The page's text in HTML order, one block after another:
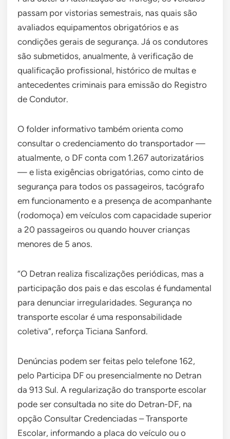
passam por vistorias semestrais, nas quais são
avaliados equipamentos obrigatórios e as
condições gerais de segurança. Já os condutores
são submetidos, anualmente, à verificação de
qualificação profissional, histórico de multas e
antecedentes criminais para emissão do Registro
de Condutor.
O folder informativo também orienta como
consultar o credenciamento do transportador —
atualmente, o DF conta com 1.267 autorizatários
— e lista exigências obrigatórias, como cinto de
segurança para todos os passageiros, tacógrafo
em funcionamento e a presença de acompanhante
(rodomoça) em veículos com capacidade superior
a 20 passageiros ou quando houver crianças
menores de 5 anos.
“O Detran realiza fiscalizações periódicas, mas a
participação dos pais e das escolas é fundamental
para denunciar irregularidades. Segurança no
transporte escolar é uma responsabilidade
coletiva”, reforça Ticiana Sanford.
Denúncias podem ser feitas pelo telefone 162,
pelo Participa DF ou presencialmente no Detran
da 913 Sul. A regularização do transporte escolar
pode ser consultada no site do Detran-DF, na
opção Consultar Credenciadas – Transporte
Escolar, informando a placa do veículo ou o